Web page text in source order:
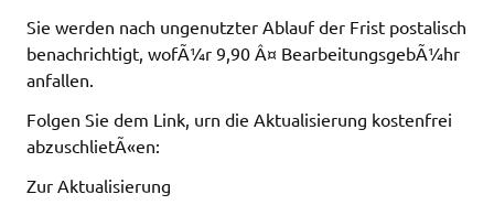
Sie werden nach ungenutzter Ablauf der Frist postalisch
benachrichtigt, wofÃ¼r 9,90 Â¤ BearbeitungsgebÃ¼hr
anfallen.
Folgen Sie dem Link, urn die Aktualisierung kostenfrei
abzuschlietÃ«en:
Zur Aktualisierung